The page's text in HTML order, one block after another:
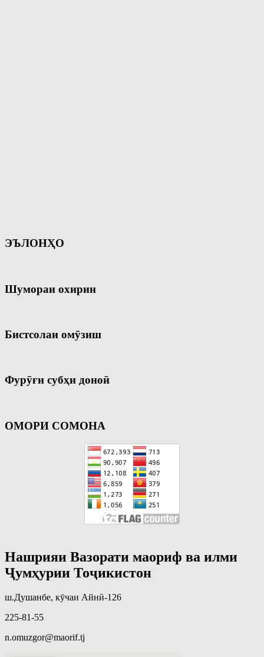
ЭЪЛОНҲО
Шумораи охирин
Бистсолаи омӯзиш
Фурӯғи субҳи доноӣ
ОМОРИ СОМОНА
Нашрияи Вазорати маориф ва илми
Ҷумҳурии Тоҷикистон
ш.Душанбе, кӯчаи Айнӣ-126
225-81-55
n.omuzgor@maorif.tj